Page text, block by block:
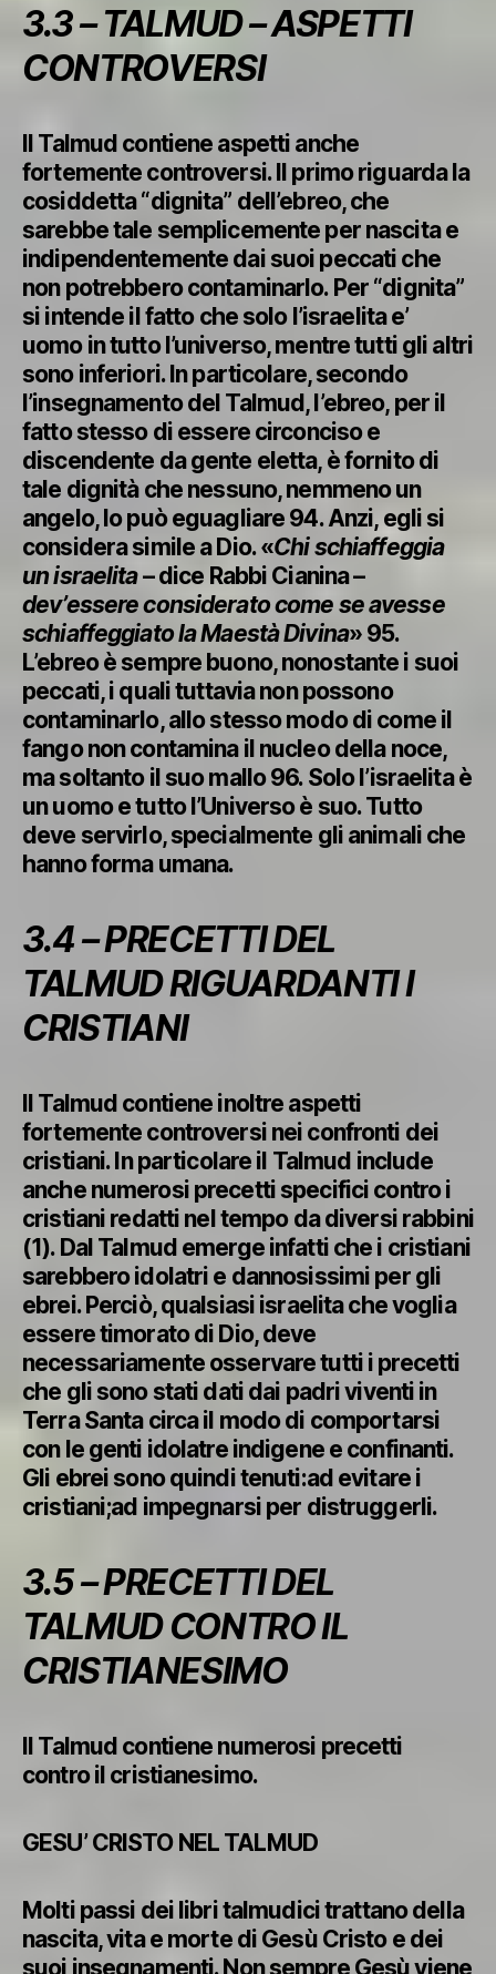
3.3 – TALMUD – ASPETTI
CONTROVERSI
Il Talmud contiene aspetti anche
fortemente controversi. Il primo riguarda la
cosiddetta “dignita” dell’ebreo, che
sarebbe tale semplicemente per nascita e
indipendentemente dai suoi peccati che
non potrebbero contaminarlo. Per “dignita”
si intende il fatto che solo l’israelita e’
uomo in tutto l’universo, mentre tutti gli altri
sono inferiori. In particolare, secondo
l’insegnamento del Talmud, l’ebreo, per il
fatto stesso di essere circonciso e
discendente da gente eletta, è fornito di
tale dignità che nessuno, nemmeno un
angelo, lo può eguagliare 94. Anzi, egli si
considera simile a Dio. «Chi schiaffeggia
un israelita– dice Rabbi Cianina –
dev’essere considerato come se avesse
schiaffeggiato la Maestà Divina» 95.
L’ebreo è sempre buono, nonostante i suoi
peccati, i quali tuttavia non possono
contaminarlo, allo stesso modo di come il
fango non contamina il nucleo della noce,
ma soltanto il suo mallo 96. Solo l’israelita è
un uomo e tutto l’Universo è suo. Tutto
deve servirlo, specialmente gli animali che
hanno forma umana.
3.4 – PRECETTI DEL
TALMUD RIGUARDANTI I
CRISTIANI
Il Talmud contiene inoltre aspetti
fortemente controversi nei confronti dei
cristiani. In particolare il Talmud include
anche numerosi precetti specifici contro i
cristiani redatti nel tempo da diversi rabbini
(1). Dal Talmud emerge infatti che i cristiani
sarebbero idolatri e dannosissimi per gli
ebrei. Perciò, qualsiasi israelita che voglia
essere timorato di Dio, deve
necessariamente osservare tutti i precetti
che gli sono stati dati dai padri viventi in
Terra Santa circa il modo di comportarsi
con le genti idolatre indigene e confinanti.
Gli ebrei sono quindi tenuti:ad evitare i
cristiani;ad impegnarsi per distruggerli.
3.5 – PRECETTI DEL
TALMUD CONTRO IL
CRISTIANESIMO
Il Talmud contiene numerosi precetti
contro il cristianesimo.
GESU’ CRISTO NEL TALMUD
Molti passi dei libri talmudici trattano della
nascita, vita e morte di Gesù Cristo e dei
suoi insegnamenti. Non sempre Gesù viene